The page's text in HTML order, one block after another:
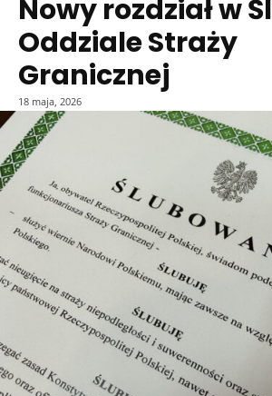
Nowy rozdział w
Oddziale Straży
Granicznej
18 maja, 2026